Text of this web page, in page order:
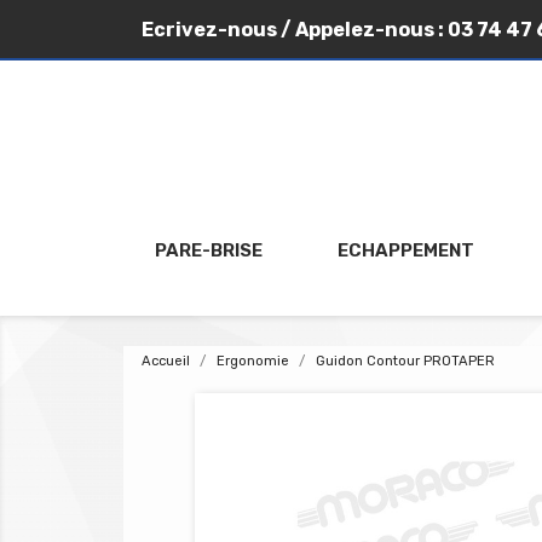
Ecrivez-nous/ Appelez-nous : 03 74 47
PARE-BRISE ECHAPPEMENT
Accueil Ergonomie Guidon Contour PROTAPER